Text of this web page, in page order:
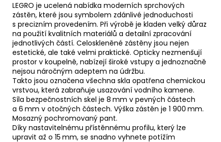
LEGRO je ucelená nabídka moderních sprchových
zástěn, které jsou symbolem zdánlivé jednoduchosti
s precizním provedením. Při výrobě je kladen velký důraz
na použití kvalitních materiálů a detailní zpracování
jednotlivých částí. Celoskleněné zástěny jsou nejen
estetické, ale také velmi praktické. Opticky nezmenšují
prostor v koupelně, nabízejí široké vstupy a jednoznačně
nejsou náročným adeptem na údržbu.
Takto jsou označena všechna skla opatřena chemickou
vrstvou, která zabraňuje usazování vodního kamene.
Síla bezpečnostních skel je 8 mm v pevných částech
a 6 mm v otočných částech. Výška zástěn je 1 900 mm.
Mosazný pochromovaný pant.
Díky nastavitelnému přístěnnému profilu, který lze
upravit až o 15 mm, se snadno vyhnete potížím